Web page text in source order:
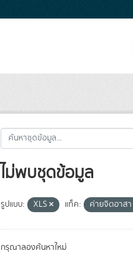
ไม่พบชุดข้อมูล
รูปแบบ: XLS แท็ค: ค่ายจิตอาสา
กรุณาลองค้นหาใหม่